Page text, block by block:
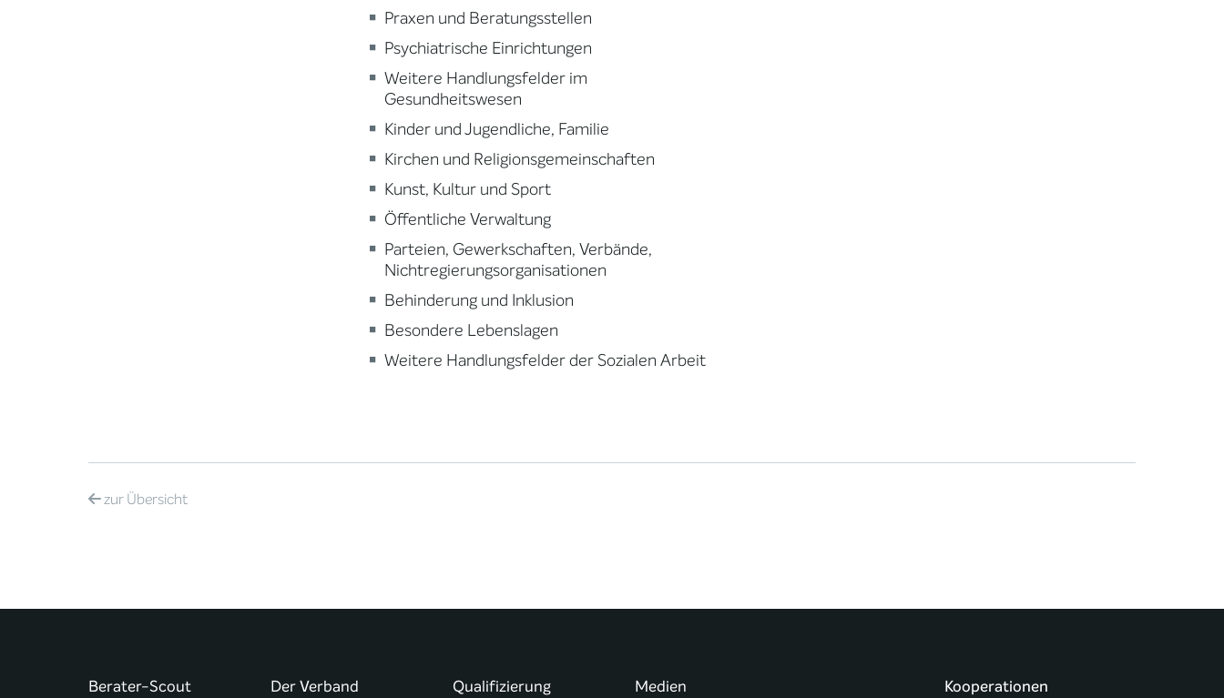
Praxen und Beratungsstellen
Psychiatrische Einrichtungen
Weitere Handlungsfelder im
Gesundheitswesen
Kinder und Jugendliche, Familie
Kirchen und Religionsgemeinschaften
Kunst, Kultur und Sport
Öffentliche Verwaltung
Parteien, Gewerkschaften, Verbände,
Nichtregierungsorganisationen
Behinderung und Inklusion
Besondere Lebenslagen
Weitere Handlungsfelder der Sozialen Arbeit
zurÜbersicht
Berater-Scout Der Verband Qualifizierung Medien Kooperationen